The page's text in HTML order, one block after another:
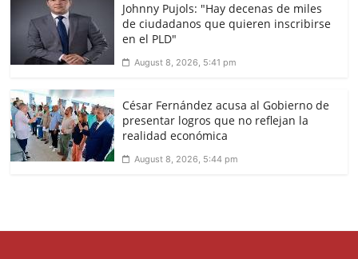
Johnny Pujols: "Hay decenas de miles
de ciudadanos que quieren inscribirse
en el PLD"
August 8, 2026, 5:41 pm
César Fernández acusa al Gobierno de
presentar logros que no reflejan la
realidad económica
August 8, 2026, 5:44 pm